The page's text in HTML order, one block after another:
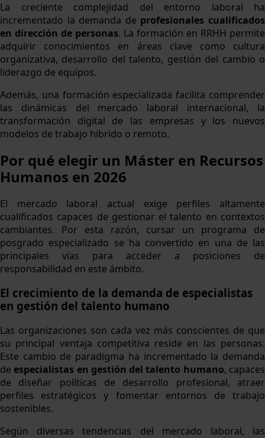
La creciente complejidad del entorno laboral ha
incrementado la demanda de profesionales cualificados
en dirección de personas. La formación en RRHH permite
adquirir conocimientos en áreas clave como cultura
organizativa, desarrollo del talento, gestión del cambio o
liderazgo de equipos.
Además, una formación especializada facilita comprender
las dinámicas del mercado laboral internacional, la
transformación digital de las empresas y los nuevos
modelos de trabajo híbrido o remoto.
Por qué elegir un Máster en Recursos
Humanos en 2026
El mercado laboral actual exige perfiles altamente
cualificados capaces de gestionar el talento en contextos
cambiantes. Por esta razón, cursar un programa de
posgrado especializado se ha convertido en una de las
principales vías para acceder a posiciones de
responsabilidad en este ámbito.
El crecimiento de la demanda de especialistas
en gestión del talento humano
Las organizaciones son cada vez más conscientes de que
su principal ventaja competitiva reside en las personas.
Este cambio de paradigma ha incrementado la demanda
de especialistas en gestión del talento humano, capaces
de diseñar políticas de desarrollo profesional, atraer
perfiles estratégicos y fomentar entornos de trabajo
sostenibles.
Según diversas tendencias del mercado laboral, las